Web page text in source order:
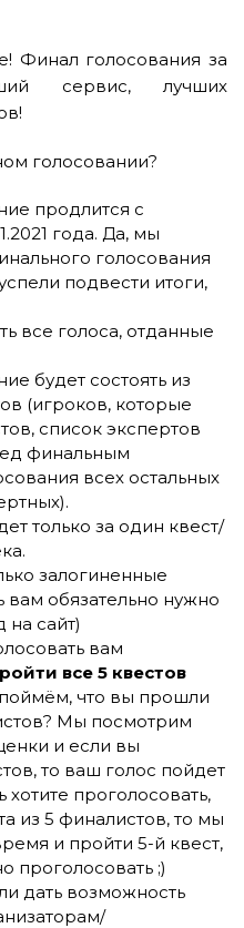
Финал голосования за
сервис, лучших
голосовании?
продлится с
года. Да, мы
голосования
подвести итоги,
все голоса, отданные
будет состоять из
(игроков, которые
список экспертов
финальным
всех остальных
только за один квест/
залогиненные
вам обязательно нужно
на сайт)
вам
все 5 квестов
что вы прошли
Мы посмотрим
и если вы
то ваш голос пойдет
хотите проголосовать,
из 5 финалистов, то мы
и пройти 5-й квест,
проголосовать ;)
дать возможность